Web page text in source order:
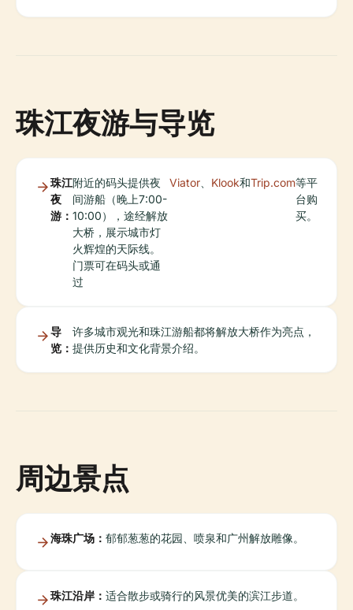
珠江夜游与导览
珠江
夜
游：
附近的码头提供夜
间游船（晚上7:00-
10:00），途经解放
大桥，展示城市灯
火辉煌的天际线。
门票可在码头或通
过
Viator Klook和Trip.com等平
台购
买。
导
览：
许多城市观光和珠江游船都将解放大桥作为亮点，
提供历史和文化背景介绍。
周边景点
海珠广场： 郁郁葱葱的花园、喷泉和广州解放雕像。
珠江沿岸： 适合散步或骑行的风景优美的滨江步道。